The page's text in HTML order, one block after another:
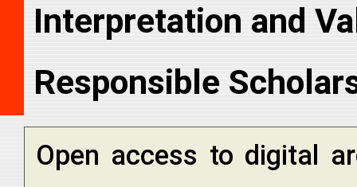
Interpretation and
Responsible
Open access to digital